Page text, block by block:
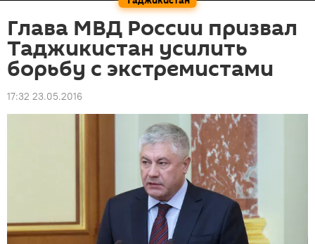
Глава МВД России призвал
Таджикистан усилить
борьбу с экстремистами
17:32 23.05.2016